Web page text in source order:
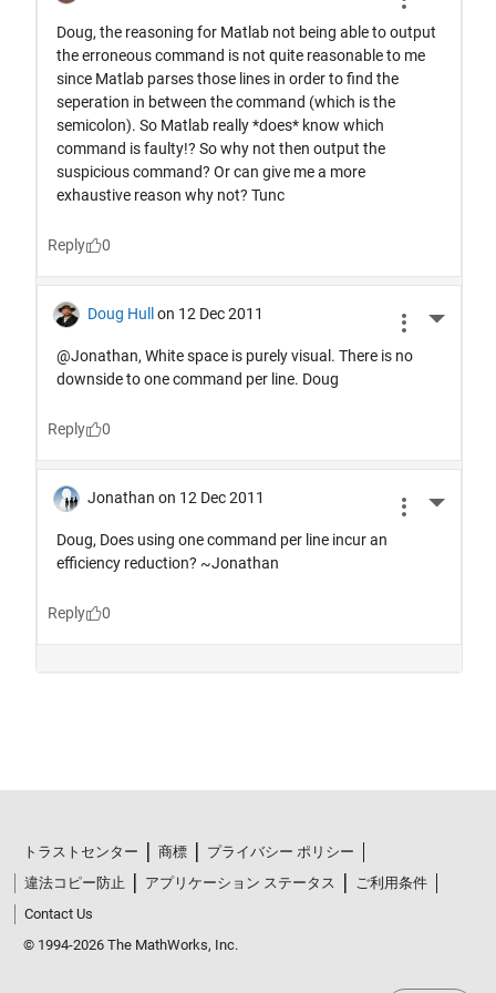
トラストセンター 商標
プライバシー ポリシー
違法コピー防止
アプリケーション ステータス
ご利用条件
Contact Us
© 1994-2026 The MathWorks, Inc.